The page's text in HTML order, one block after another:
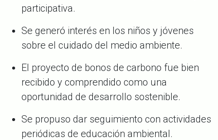
participativa.
Se generó interés en los niños y jóvenes
sobre el cuidado del medio ambiente.
El proyecto de bonos de carbono fue bien
recibido y comprendido como una
oportunidad de desarrollo sostenible.
Se propuso dar seguimiento con actividades
periódicas de educación ambiental.